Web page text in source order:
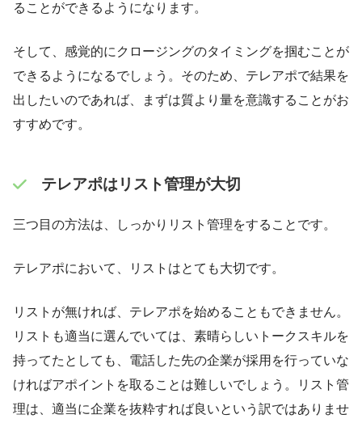
ることができるようになります。
そして、感覚的にクロージングのタイミングを掴むことが
できるようになるでしょう。そのため、テレアポで結果を
出したいのであれば、まずは質より量を意識することがお
すすめです。
テレアポはリスト管理が大切
三つ目の方法は、しっかりリスト管理をすることです。
テレアポにおいて、リストはとても大切です。
リストが無ければ、テレアポを始めることもできません。
リストも適当に選んでいては、素晴らしいトークスキルを
持ってたとしても、電話した先の企業が採用を行っていな
ければアポイントを取ることは難しいでしょう。リスト管
理は、適当に企業を抜粋すれば良いという訳ではありませ